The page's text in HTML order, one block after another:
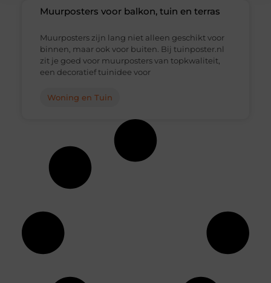
Muurposters voor balkon, tuin en terras
Muurposters zijn lang niet alleen geschikt voor
binnen, maar ook voor buiten. Bij tuinposter.nl
zit je goed voor muurposters van topkwaliteit,
een decoratief tuinidee voor
Woning en Tuin